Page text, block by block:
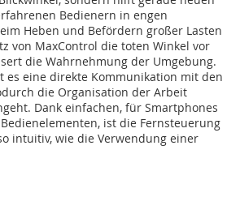
Bedienern in engen
Heben und Befördern großer Lasten
von MaxControl die toten Winkel vor
die Wahrnehmung der Umgebung.
es eine direkte Kommunikation mit den
die Organisation der Arbeit
Dank einfachen, für Smartphones
ist die Fernsteuerung
intuitiv, wie die Verwendung einer